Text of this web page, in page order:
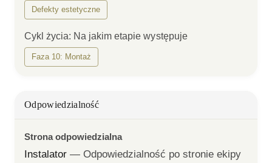
Defekty estetyczne
Cykl życia: Na jakim etapie występuje
Faza 10: Montaż
Odpowiedzialność
Strona odpowiedzialna
Instalator — Odpowiedzialność po stronie ekipy